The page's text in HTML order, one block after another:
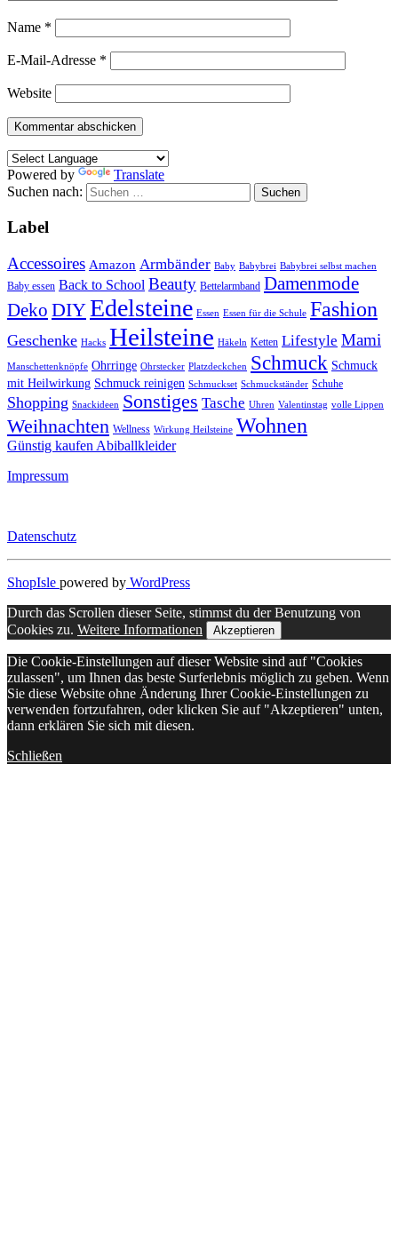
Name *
E-Mail-Adresse *
Website
Powered by
Translate
Suchen nach:
Label
Accessoires Amazon Armbänder Baby Babybrei Babybrei selbst machen
Baby essen Back to School Beauty Bettelarmband Damenmode
Deko DIYEdelsteine Essen Essen für die Schule Fashion
Geschenke Hacks Heilsteine Häkeln Ketten Lifestyle Mami
Manschettenknöpfe Ohrringe Ohrstecker Platzdeckchen Schmuck Schmuck
mit Heilwirkung Schmuck reinigen Schmuckset Schmuckständer Schuhe
Shopping Snackideen Sonstiges Tasche Uhren Valentinstag volle Lippen
Weihnachten Wellness Wirkung Heilsteine Wohnen
Günstig kaufen Abiballkleider
Impressum
Datenschutz
ShopIsle powered by WordPress
Durch das Scrollen dieser Seite, stimmst du der Benutzung von
Cookies zu. Weitere Informationen Akzeptieren
Die Cookie-Einstellungen auf dieser Website sind auf "Cookies
zulassen", um Ihnen das beste Surferlebnis möglich zu geben. Wenn
Sie diese Website ohne Änderung Ihrer Cookie-Einstellungen zu
verwenden fortzufahren, oder klicken Sie auf "Akzeptieren" unten,
dann erklären Sie sich mit diesen.
Schließen